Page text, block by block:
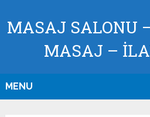
MASAJ SALONU
MASAJ –
MENU